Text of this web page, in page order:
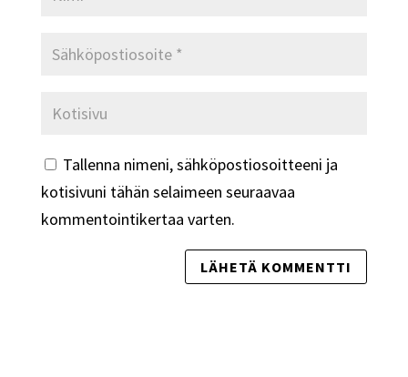
Tallenna nimeni, sähköpostiosoitteeni ja
kotisivuni tähän selaimeen seuraavaa
kommentointikertaa varten.